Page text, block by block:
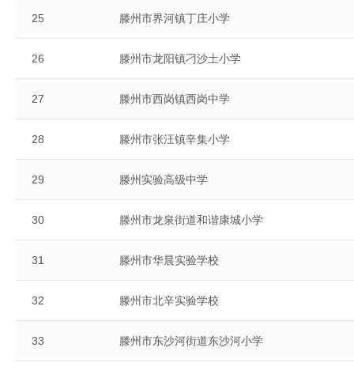
25 滕州市界河镇丁庄小学
26 滕州市龙阳镇刁沙土小学
27 滕州市西岗镇西岗中学
28 滕州市张汪镇辛集小学
29 滕州实验高级中学
30 滕州市龙泉街道和谐康城小学
31 滕州市华晨实验学校
32 滕州市北辛实验学校
33 滕州市东沙河街道东沙河小学